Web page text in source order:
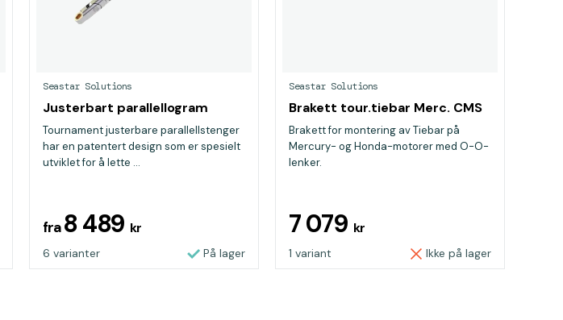
Seastar Solutions
Justerbart parallellogram
Tournament justerbare parallellstenger
har en patentert design som er spesielt
utviklet for å lette ...
fra8 489 kr
6 varianter På lager
Seastar Solutions
Brakett tour.tiebar Merc. CMS
Brakett for montering av Tiebar på
Mercury- og Honda-motorer med O-O-
lenker.
7 079 kr
1 variant Ikke på lager